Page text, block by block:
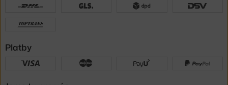
Platby